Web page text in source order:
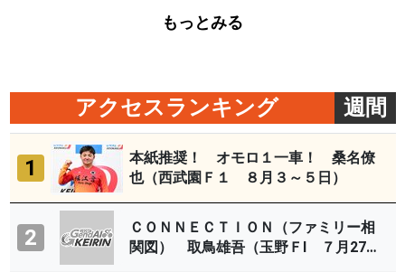
もっとみる
アクセスランキング 週間
1
本紙推奨！ オモロ１一車！ 桑名僚
也（西武園Ｆ１ ８月３～５日）
2
ＣＯＮＮＥＣＴＩＯＮ（ファミリー相
関図） 取鳥雄吾（玉野ＦⅠ ７月27～